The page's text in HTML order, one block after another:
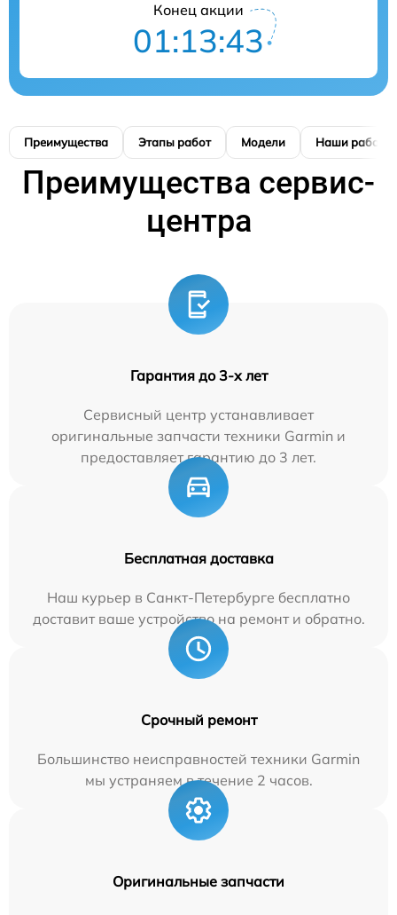
Конец акции
01:13:43
Преимущества Этапы работ Модели Наши работы
Преимущества сервис-
центра
Гарантия до 3-х лет
Сервисный центр устанавливает
оригинальные запчасти техники Garmin и
предоставляет гарантию до 3 лет.
Бесплатная доставка
Наш курьер в Санкт-Петербурге бесплатно
доставит ваше устройство на ремонт и обратно.
Срочный ремонт
Большинство неисправностей техники Garmin
мы устраняем в течение 2 часов.
Оригинальные запчасти